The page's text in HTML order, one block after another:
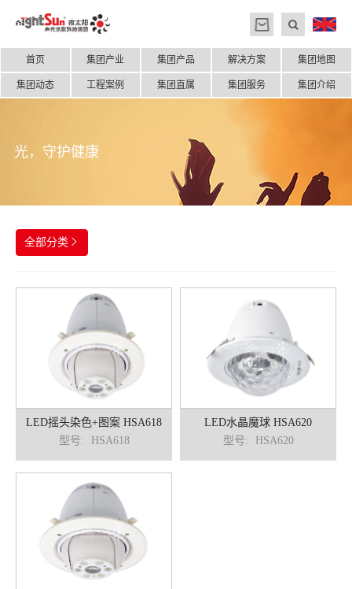
首页 集团产业 集团产品 解决方案 集团地图
集团动态 工程案例 集团直属 集团服务 集团介绍
光，守护健康
全部分类 
LED摇头染色+图案 HSA618
型号:
HSA618
LED水晶魔球 HSA620
型号:
HSA620